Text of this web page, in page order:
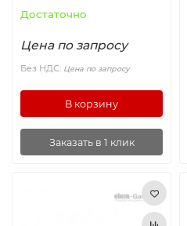
Достаточно
Цена по запросу
Без НДС: Цена по запросу
В корзину
Заказать в 1 клик